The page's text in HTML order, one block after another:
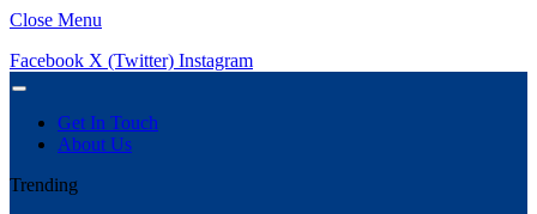
Close Menu
Facebook X (Twitter) Instagram
Get In Touch
About Us
Trending